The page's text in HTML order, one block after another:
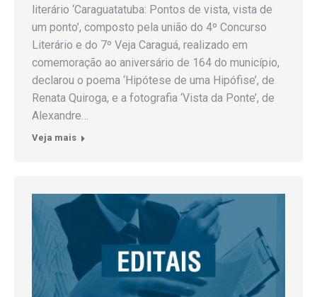
literário ‘Caraguatatuba: Pontos de vista, vista de
um ponto’, composto pela união do 4º Concurso
Literário e do 7º Veja Caraguá, realizado em
comemoração ao aniversário de 164 do município,
declarou o poema ‘Hipótese de uma Hipófise’, de
Renata Quiroga, e a fotografia ‘Vista da Ponte’, de
Alexandre…
Veja mais